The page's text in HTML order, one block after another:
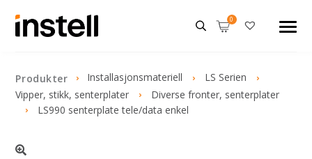
Produkter Installasjonsmateriell
LS Serien
Vipper, stikk, senterplater
Diverse fronter, senterplater
LS990 senterplate tele/data enkel